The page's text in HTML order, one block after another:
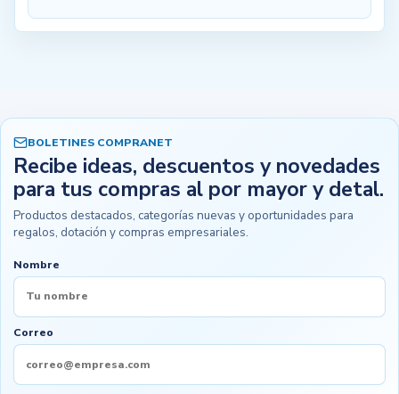
BOLETINES COMPRANET
Recibe ideas, descuentos y novedades
para tus compras al por mayor y detal.
Productos destacados, categorías nuevas y oportunidades para
regalos, dotación y compras empresariales.
Nombre
Correo